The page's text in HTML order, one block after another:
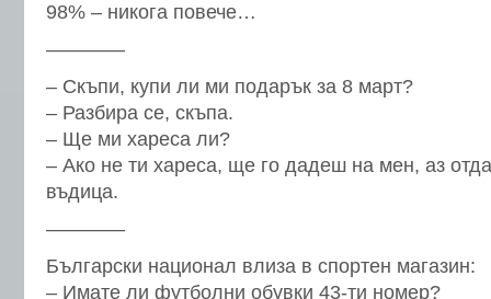
98% – никога повече…
————
– Скъпи, купи ли ми подарък за 8 март?
– Разбира се, скъпа.
– Ще ми хареса ли?
– Ако не ти хареса, ще го дадеш на мен, аз
въдица.
————
Български национал влиза в спортен магазин:
– Имате ли футболни обувки 43-ти номер?